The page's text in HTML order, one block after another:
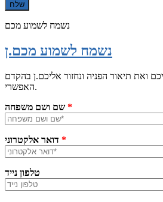
נשמח לשמוע מכם
נשמח לשמוע מכם.ן
ואת תיאור הפניה ונחזור אליכם.ן בהקדם
האפשרי.
*
*
טלפון נייד